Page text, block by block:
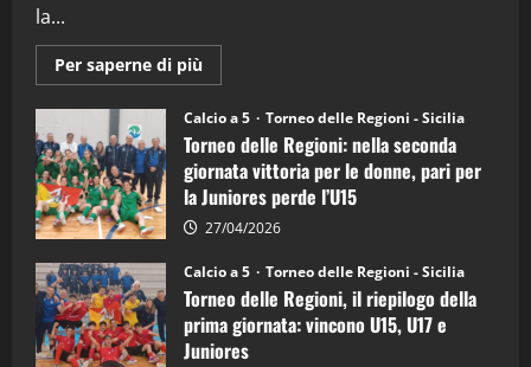
la...
Per saperne di più
informazioni
Torneo
delle
Regioni
di
calcio
a
5:
la
Juniores
è
vicecampione
d’Italia
Calcio a 5 Torneo delle Regioni - Sicilia
Torneo delle Regioni: nella seconda
giornata vittoria per le donne, pari per
la Juniores perde l’U15
27/04/2026
Calcio a 5 Torneo delle Regioni - Sicilia
Torneo delle Regioni, il riepilogo della
prima giornata: vincono U15, U17 e
Juniores